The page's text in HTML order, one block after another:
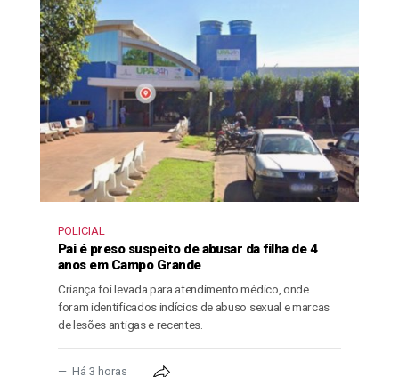
POLICIAL
Pai é preso suspeito de abusar da filha de 4
anos em Campo Grande
Criança foi levada para atendimento médico, onde
foram identificados indícios de abuso sexual e marcas
de lesões antigas e recentes.
Há 3 horas